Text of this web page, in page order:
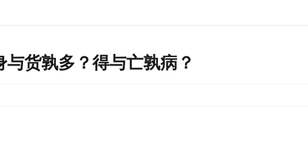
货孰多？得与亡孰病？